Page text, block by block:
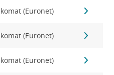
(Euronet)
(Euronet)
(Euronet)